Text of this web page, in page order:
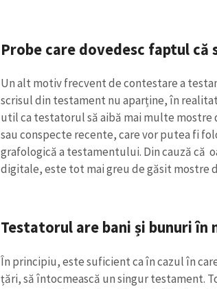
Probe care dovedesc faptul
Un alt motiv frecvent de contestare a
scrisul din testament nu aparține, în
util ca testatorul să aibă mai multe mostre
sau conspecte recente, care vor putea fi
grafologică a testamentului. Din cauză că
digitale, este tot mai greu de găsit mostre
Testatorul are bani și bunuri în
În principiu, este suficient ca în cazul în
țări, să întocmească un singur testament.
Mesajul știrei